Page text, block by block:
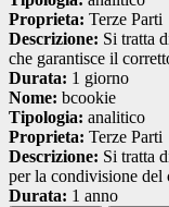
Proprieta: Terze Parti
Descrizione: Si tratta
che garantisce il
Durata: 1 giorno
Nome: bcookie
Tipologia: analitico
Proprieta: Terze Parti
Descrizione: Si tratta
per la condivisione del
Durata: 1 anno